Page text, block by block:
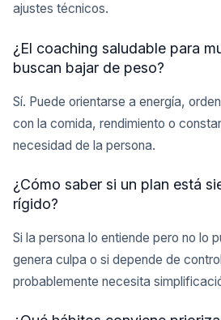
ajustes técnicos.
¿El coaching saludable para
buscan bajar de peso?
Sí. Puede orientarse a energía,
con la comida, rendimiento o
necesidad de la persona.
¿Cómo saber si un plan está
rígido?
Si la persona lo entiende pero no lo
genera culpa o si depende de
probablemente necesita